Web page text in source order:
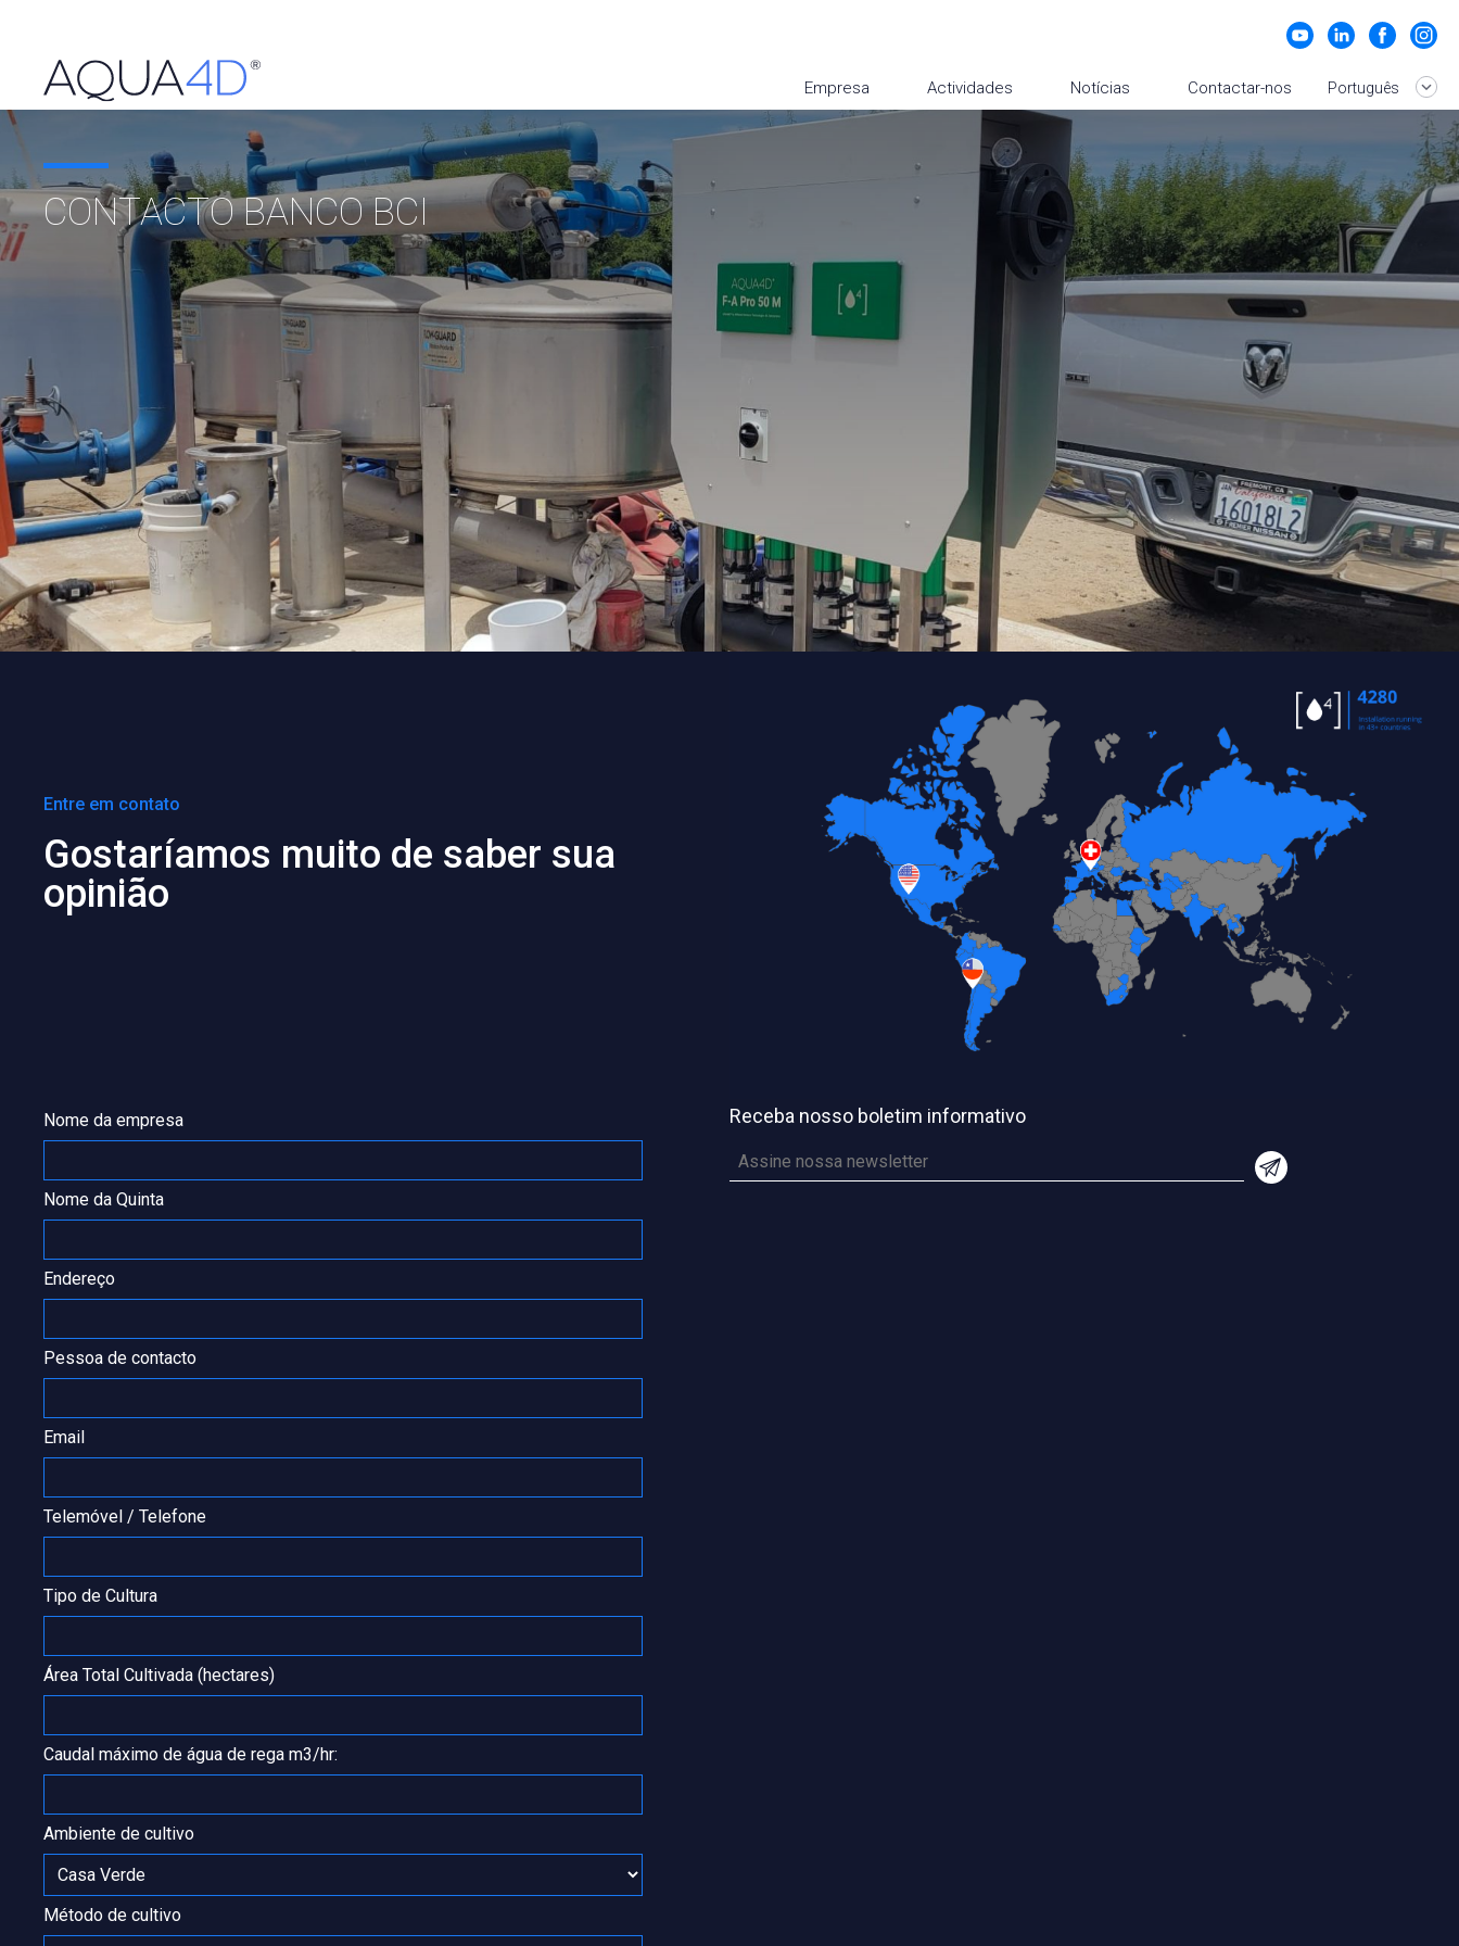
Empresa Actividades Notícias Contactar-nos Português
CONTACTO BANCO BCI
Entre em contato
Gostaríamos muito de saber sua
opinião
Nome da empresa
Nome da Quinta
Endereço
Pessoa de contacto
Email
Telemóvel / Telefone
Tipo de Cultura
Área Total Cultivada (hectares)
Caudal máximo de água de rega m3/hr:
Ambiente de cultivo
Método de cultivo
Receba nosso boletim informativo